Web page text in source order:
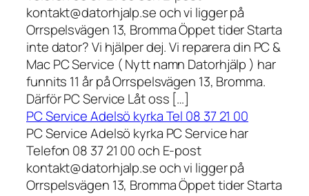
kontakt@datorhjalp.se och vi ligger på
Orrspelsvägen 13, Bromma Öppet tider Starta
inte dator? Vi hjälper dej. Vi reparera din PC &
Mac PC Service ( Nytt namn Datorhjälp ) har
funnits 11 år på Orrspelsvägen 13, Bromma.
Därför PC Service Låt oss […]
PC Service Adelsö kyrka Tel 08 37 21 00
PC Service Adelsö kyrka PC Service har
Telefon 08 37 21 00 och E-post
kontakt@datorhjalp.se och vi ligger på
Orrspelsvägen 13, Bromma Öppet tider Starta